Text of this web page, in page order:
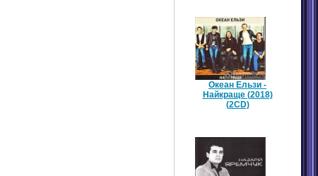
Океан Ельзи -
Найкраще (2018)
(2CD)